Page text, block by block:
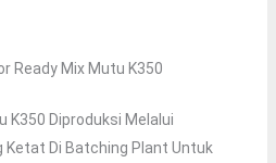
Ready Mix Mutu K350
K350 Diproduksi Melalui
Ketat Di Batching Plant Untuk